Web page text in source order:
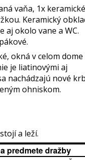
vaňa, 1x keramické
Keramický
aj okolo vane a WC.
okná v celom dome
je liatinovými aj
nachádzajú nové
ohniskom.
a leží.
predmete dražby